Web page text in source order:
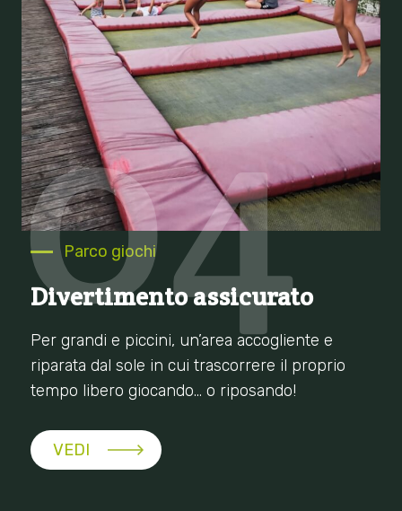
04
Parco giochi
Divertimento assicurato
Per grandi e piccini, un’area accogliente e
riparata dal sole in cui trascorrere il proprio
tempo libero giocando… o riposando!
VEDI